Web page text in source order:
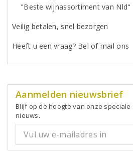
"Beste wijnassortiment van Nld"
Veilig betalen, snel bezorgen
Heeft u een vraag? Bel of mail ons
Aanmelden nieuwsbrief
Blijf op de hoogte van onze
nieuws.